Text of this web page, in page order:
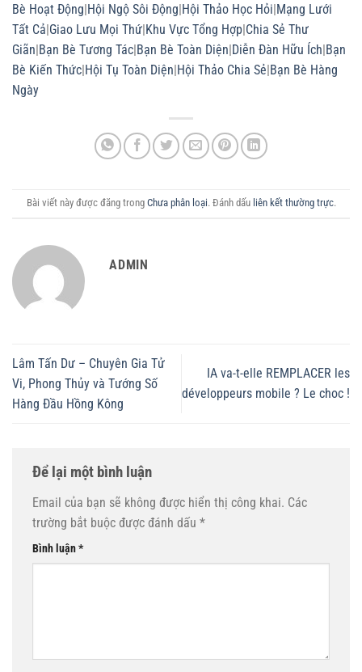
Bè Hoạt Động|Hội Ngộ Sôi Động|Hội Thảo Học Hỏi|Mạng Lưới
Tất Cả|Giao Lưu Mọi Thứ|Khu Vực Tổng Hợp|Chia Sẻ Thư
Giãn|Bạn Bè Tương Tác|Bạn Bè Toàn Diện|Diễn Đàn Hữu Ích|Bạn
Bè Kiến Thức|Hội Tụ Toàn Diện|Hội Thảo Chia Sẻ|Bạn Bè Hàng
Ngày
Bài viết này được đăng trong Chưa phân loại. Đánh dấu liên kết thường trực.
ADMIN
Lâm Tấn Dư – Chuyên Gia Tử
Vi, Phong Thủy và Tướng Số
Hàng Đầu Hồng Kông
IA va-t-elle REMPLACER les
développeurs mobile ? Le choc !
Để lại một bình luận
Email của bạn sẽ không được hiển thị công khai. Các
trường bắt buộc được đánh dấu *
Bình luận*